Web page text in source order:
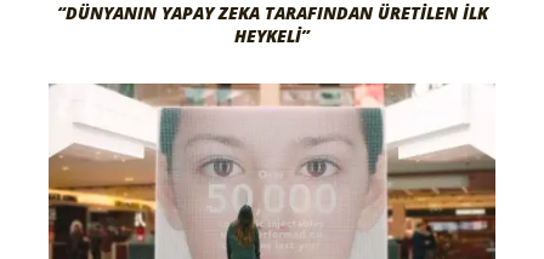
“DÜNYANIN YAPAY ZEKA TARAFINDAN ÜRETILEN İLK
HEYKELI”